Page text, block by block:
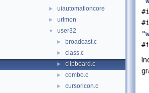
► uiautomationcore
► urlmon
▼ user32
► broadcast.c
► class.c
► clipboard.c
► combo.c
► cursoricon.c
"